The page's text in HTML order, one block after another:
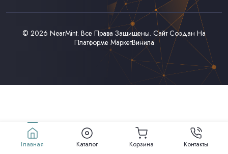
© 2026 NearMint. Все Права Защищены. Сайт Создан На
Платформе МаркетВинила
Главная Каталог Корзина Контакты